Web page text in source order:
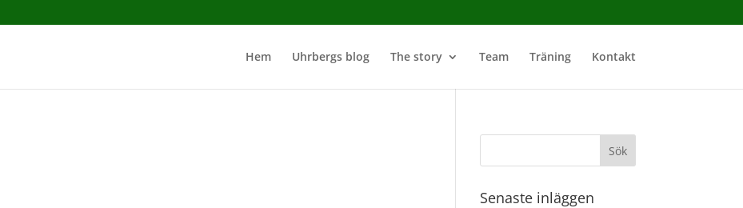
Hem Uhrbergs blog The story Team Träning Kontakt
Senaste inläggen